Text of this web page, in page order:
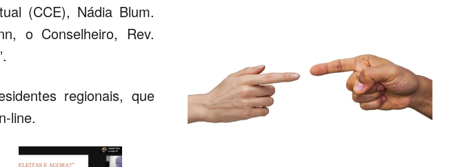
(CCE), Nádia Blum.
o Conselheiro, Rev.
regionais, que
line.